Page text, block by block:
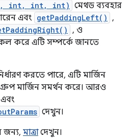
int, int, int) মেথড ব্যবহার
এবং getPaddingLeft() ,
, ও
করে এটি সম্পর্কে জানতে
করতে পারে, এটি মার্জিন
মার্জিন সমর্থন করে। আরও
এবং
দেখুন।
জন্য, মাত্রাদেখুন।